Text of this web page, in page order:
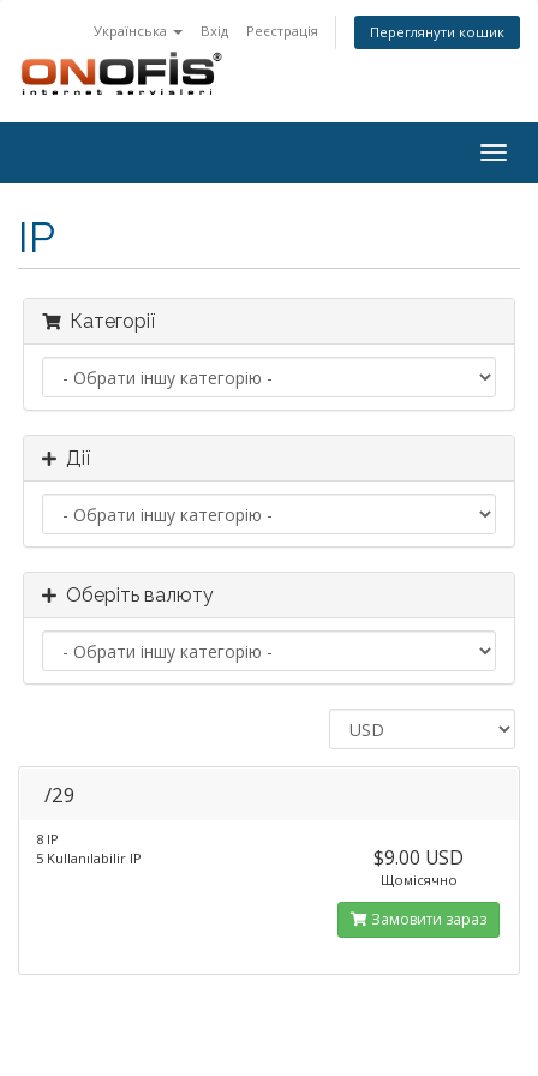
Українська Вхід Реєстрація Переглянути кошик
IP
Категорії
Дії
Оберіть валюту
/29
8 IP
5 Kullanılabilir IP
$9.00 USD
Щомісячно
Замовити зараз